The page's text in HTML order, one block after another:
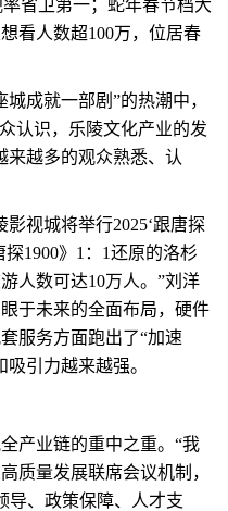
省卫第一；蛇年春节档大
看人数超100万，位居春
成就一部剧”的热潮中，
认识，乐陵文化产业的发
来越多的观众熟悉、认
视城将举行2025‘跟唐探
1900》1：1还原的洛杉
人数可达10万人。”刘洋
于未来的全面布局，硬件
服务方面跑出了“加速
引力越来越强。
业链的重中之重。“我
质量发展联席会议机制，
导、政策保障、人才支